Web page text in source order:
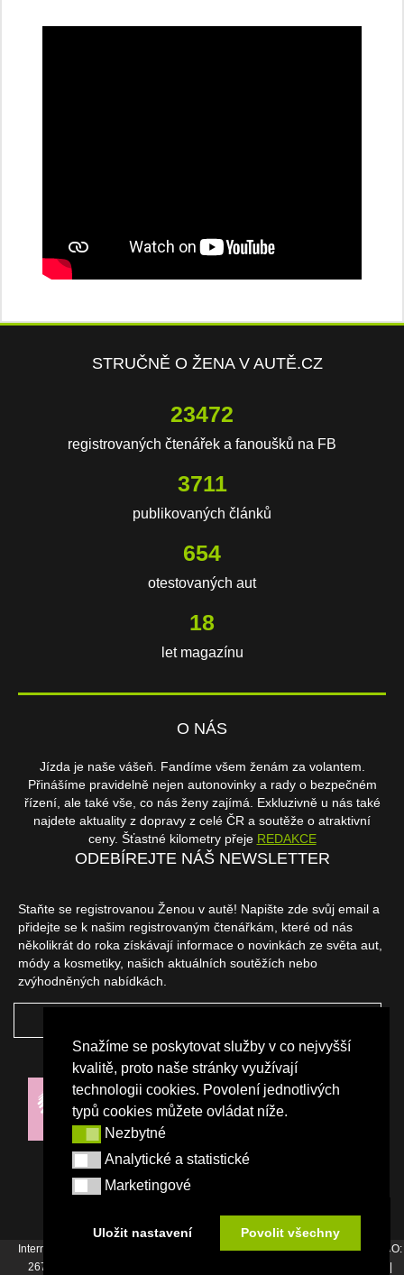
Snažíme se poskytovat služby v co nejvyšší
kvalitě, proto naše stránky využívají
technologii cookies. Povolení jednotlivých
typů cookies můžete ovládat níže.
NezbytnéNezbytné
Analytické a statistické
Analytické a statistické
Marketingové
Marketingové
Uložit nastavení Povolit všechny
STRUČNĚ O ŽENA V AUTĚ.CZ
23472
registrovaných čtenářek a fanoušků na FB
3711
publikovaných článků
654
otestovaných aut
18
let magazínu
O NÁS
Jízda je naše vášeň. Fandíme všem ženám za volantem.
Přinášíme pravidelně nejen autonovinky a rady o bezpečném
řízení, ale také vše, co nás ženy zajímá. Exkluzivně u nás také
najdete aktuality z dopravy z celé ČR a soutěže o atraktivní
ceny. Šťastné kilometry přeje REDAKCE
ODEBÍREJTE NÁŠ NEWSLETTER
Staňte se registrovanou Ženou v autě! Napište zde svůj email a
přidejte se k našim registrovaným čtenářkám, které od nás
několikrát do roka získávají informace o novinkách ze světa aut,
módy a kosmetiky, našich aktuálních soutěžích nebo
zvýhodněných nabídkách.
NAŠI PARTNEŘI
Internetový magazín Žena v autě vydává vydavatelství Srdce Evropy s.r.o., IČO:
26744007, Bořivojova 17, Praha 3, Tel. : +420 222 726 364 |